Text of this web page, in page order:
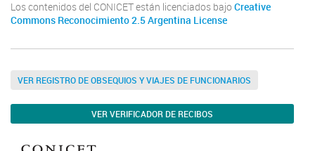
Los contenidos del CONICET están licenciados bajo Creative
Commons Reconocimiento 2.5 Argentina License
VER REGISTRO DE OBSEQUIOS Y VIAJES DE FUNCIONARIOS
VER VERIFICADOR DE RECIBOS